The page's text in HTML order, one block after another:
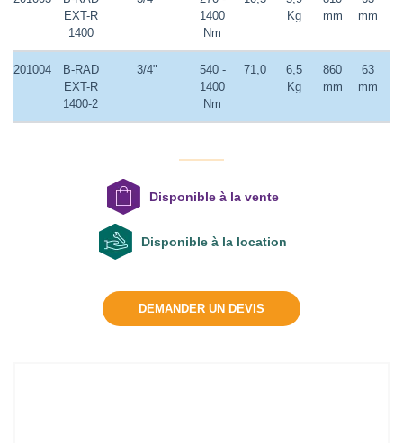
EXT-R
1400
1400
Nm
Kg
mm
mm
201004
B-RAD
EXT-R
1400-2
3/4"
540 -
1400
Nm
71,0
6,5
Kg
860
mm
63
mm
Disponible à la vente
Disponible à la location
DEMANDER UN DEVIS